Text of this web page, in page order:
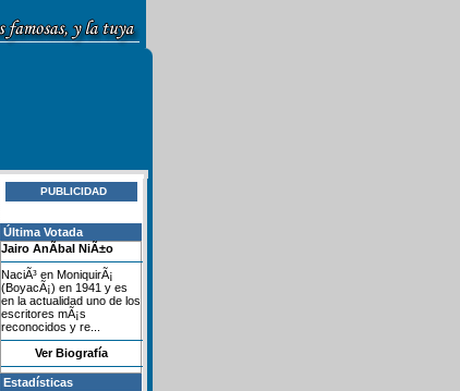
PUBLICIDAD
Última Votada
Jairo AnÃ­bal NiÃ±o
NaciÃ³ en MoniquirÃ¡
(BoyacÃ¡) en 1941 y es
en la actualidad uno de los
escritores mÃ¡s
reconocidos y re...
Ver Biografía
Estadísticas